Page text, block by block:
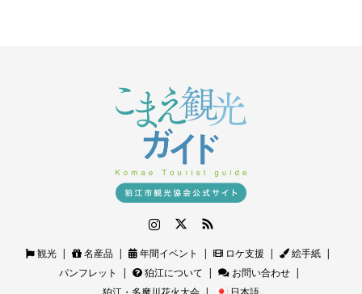
観光 名産品 年間イベント ロケ支援
絵手紙
パンフレット
狛江について
お問い合わせ